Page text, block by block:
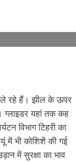
ले रहे हैं। झील के ऊपर
ग्लाइडर यहां तक कह
विभाग टिहरी का
में भी कोशिशें की गई
में सुरक्षा का भाव